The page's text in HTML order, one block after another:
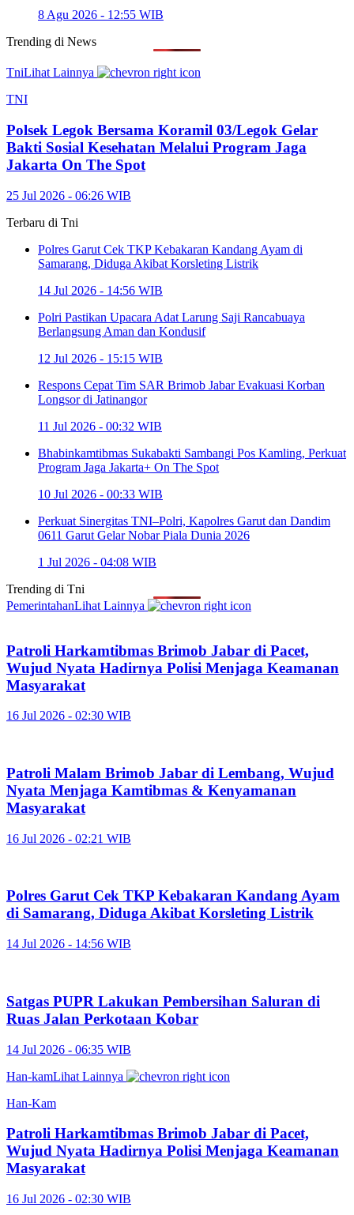
8 Agu 2026 - 12:55 WIB
Trending di News
TniLihat Lainnya
TNI
Polsek Legok Bersama Koramil 03/Legok Gelar
Bakti Sosial Kesehatan Melalui Program Jaga
Jakarta On The Spot
25 Jul 2026 - 06:26 WIB
Terbaru di Tni
Polres Garut Cek TKP Kebakaran Kandang Ayam di
Samarang, Diduga Akibat Korsleting Listrik
14 Jul 2026 - 14:56 WIB
Polri Pastikan Upacara Adat Larung Saji Rancabuaya
Berlangsung Aman dan Kondusif
12 Jul 2026 - 15:15 WIB
Respons Cepat Tim SAR Brimob Jabar Evakuasi Korban
Longsor di Jatinangor
11 Jul 2026 - 00:32 WIB
Bhabinkamtibmas Sukabakti Sambangi Pos Kamling, Perkuat
Program Jaga Jakarta+ On The Spot
10 Jul 2026 - 00:33 WIB
Perkuat Sinergitas TNI–Polri, Kapolres Garut dan Dandim
0611 Garut Gelar Nobar Piala Dunia 2026
1 Jul 2026 - 04:08 WIB
Trending di Tni
PemerintahanLihat Lainnya
Patroli Harkamtibmas Brimob Jabar di Pacet,
Wujud Nyata Hadirnya Polisi Menjaga Keamanan
Masyarakat
16 Jul 2026 - 02:30 WIB
Patroli Malam Brimob Jabar di Lembang, Wujud
Nyata Menjaga Kamtibmas & Kenyamanan
Masyarakat
16 Jul 2026 - 02:21 WIB
Polres Garut Cek TKP Kebakaran Kandang Ayam
di Samarang, Diduga Akibat Korsleting Listrik
14 Jul 2026 - 14:56 WIB
Satgas PUPR Lakukan Pembersihan Saluran di
Ruas Jalan Perkotaan Kobar
14 Jul 2026 - 06:35 WIB
Han-kamLihat Lainnya
Han-Kam
Patroli Harkamtibmas Brimob Jabar di Pacet,
Wujud Nyata Hadirnya Polisi Menjaga Keamanan
Masyarakat
16 Jul 2026 - 02:30 WIB